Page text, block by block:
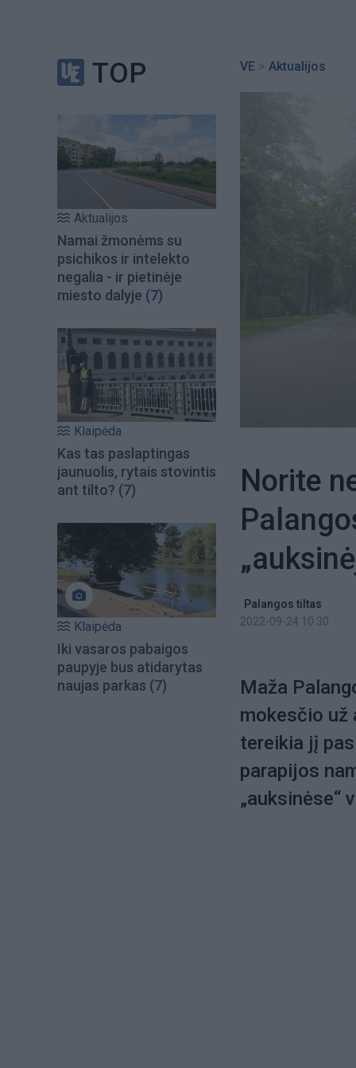
TOP
Aktualijos
Namai žmonėms su
psichikos ir intelekto
negalia - ir pietinėje
miesto dalyje (7)
Klaipėda
Kas tas paslaptingas
jaunuolis, rytais stovintis
ant tilto? (7)
Klaipėda
Iki vasaros pabaigos
paupyje bus atidarytas
naujas parkas (7)
VE > Aktualijos
Norite
Palangos tiltas
2022-09-24 10:30
Maža
mokesčio už
tereikia jį
parapijos
„auksinėse“